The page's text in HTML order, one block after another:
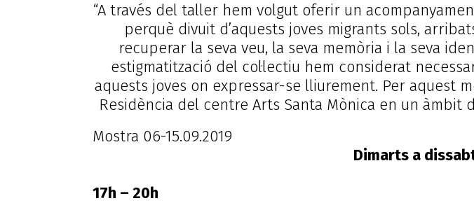
“A través del taller hem volgut oferir un
perquè divuit d’aquests joves migrants sols,
recuperar la seva veu, la seva memòria i la seva
estigmatització del col·lectiu hem considerat
aquests joves on expressar-se lliurement. Per aquest
Residència del centre Arts Santa Mònica en un àmbit
Mostra 06-
Dimarts a
Diumenge 12h
17h – 20h